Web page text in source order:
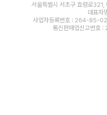
서울특별시 서초구 효령로
대표자
사업자등록번호 : 264-85-
통신판매업신고번